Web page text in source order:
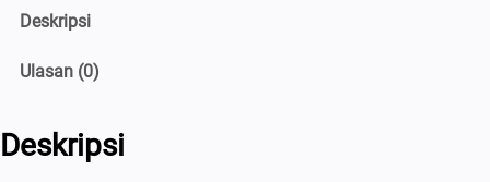
Deskripsi
Ulasan (0)
Deskripsi